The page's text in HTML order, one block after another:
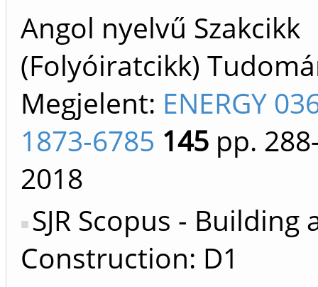
Angol nyelvű Szakcikk
(Folyóiratcikk)
Megjelent: ENERGY
1873-6785 145 pp.
2018
SJR Scopus - Building
Construction: D1